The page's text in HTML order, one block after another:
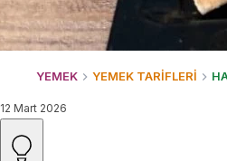
YEMEK YEMEK TARİFLERİ
12 Mart 2026